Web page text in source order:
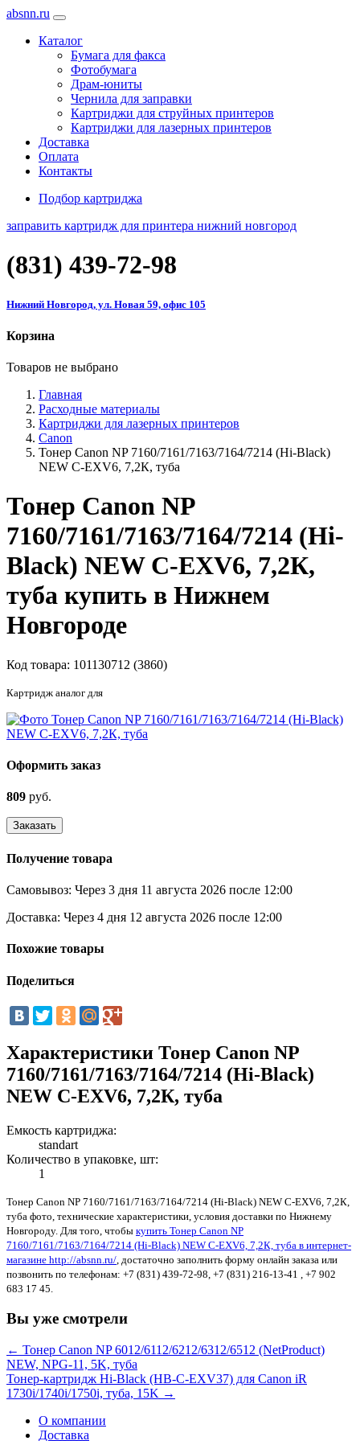
absnn.ru
Каталог
Бумага для факса
Фотобумага
Драм-юниты
Чернила для заправки
Картриджи для струйных принтеров
Картриджи для лазерных принтеров
Доставка
Оплата
Контакты
Подбор картриджа
заправить картридж для принтера нижний новгород
(831) 439-72-98
Нижний Новгород, ул. Новая 59, офис 105
Корзина
Товаров не выбрано
Главная
Расходные материалы
Картриджи для лазерных принтеров
Canon
Тонер Canon NP 7160/7161/7163/7164/7214 (Hi-Black)
NEW C-EXV6, 7,2К, туба
Тонер Canon NP
7160/7161/7163/7164/7214 (Hi-
Black) NEW C-EXV6, 7,2К,
туба купить в Нижнем
Новгороде
Код товара: 101130712 (3860)
Картридж аналог для
Оформить заказ
809 руб.
Заказать
Получение товара
Самовывоз: Через 3 дня 11 августа 2026 после 12:00
Доставка: Через 4 дня 12 августа 2026 после 12:00
Похожие товары
Поделиться
Характеристики Тонер Canon NP
7160/7161/7163/7164/7214 (Hi-Black)
NEW C-EXV6, 7,2К, туба
Емкость картриджа:
standart
Количество в упаковке, шт:
1
Тонер Canon NP 7160/7161/7163/7164/7214 (Hi-Black) NEW C-EXV6, 7,2К,
туба фото, технические характеристики, условия доставки по Нижнему
Новгороду. Для того, чтобы купить Тонер Canon NP
7160/7161/7163/7164/7214 (Hi-Black) NEW C-EXV6, 7,2К, туба в интернет-
магазине http://absnn.ru/ , достаточно заполнить форму онлайн заказа или
позвонить по телефонам: +7 (831) 439-72-98, +7 (831) 216-13-41 , +7 902
683 17 45.
Вы уже смотрели
← Тонер Canon NP 6012/6112/6212/6312/6512 (NetProduct)
NEW, NPG-11, 5K, туба
Тонер-картридж Hi-Black (HB-C-EXV37) для Canon iR
1730i/1740i/1750i, туба, 15K →
О компании
Доставка